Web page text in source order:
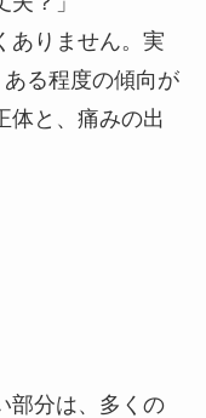
ありません。実
ある程度の傾向が
体と、痛みの出
部分は、多くの